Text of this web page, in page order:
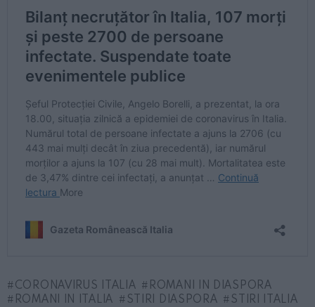
CORONAVIRUS ITALIA
ROMANI IN DIASPORA
ROMANI IN ITALIA
STIRI DIASPORA STIRI ITALIA